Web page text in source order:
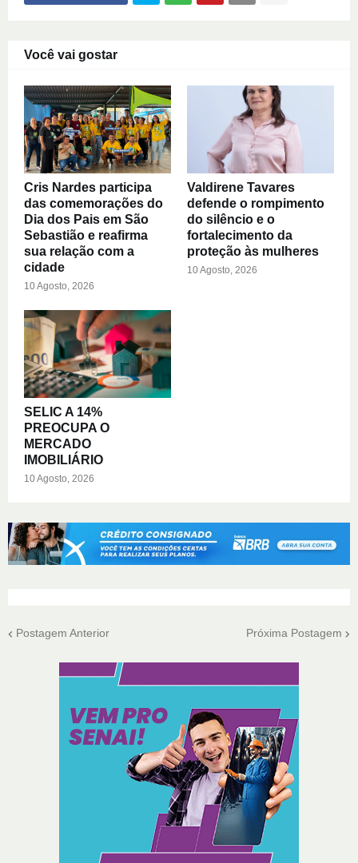
Você vai gostar
Cris Nardes participa
das comemorações do
Dia dos Pais em São
Sebastião e reafirma
sua relação com a
cidade
10 Agosto, 2026
Valdirene Tavares
defende o rompimento
do silêncio e o
fortalecimento da
proteção às mulheres
10 Agosto, 2026
SELIC A 14%
PREOCUPA O
MERCADO
IMOBILIÁRIO
10 Agosto, 2026
Postagem Anterior Próxima Postagem